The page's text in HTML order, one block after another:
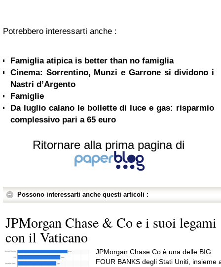
Potrebbero interessarti anche :
Famiglia atipica is better than no famiglia
Cinema: Sorrentino, Munzi e Garrone si dividono i
Nastri d’Argento
Famiglie
Da luglio calano le bollette di luce e gas: risparmio
complessivo pari a 65 euro
Ritornare alla prima pagina di
Possono interessarti anche questi articoli :
JPMorgan Chase & Co e i suoi legami
con il Vaticano
JPMorgan Chase Co è una delle BIG
FOUR BANKS degli Stati Uniti, insieme